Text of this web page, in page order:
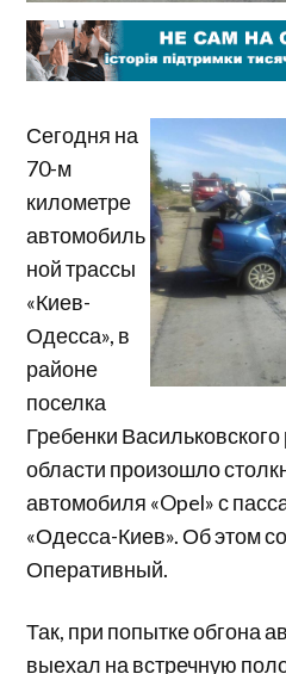
Сегодня на
70-м
километре
автомобиль
ной трассы
«Киев-
Одесса», в
районе
поселка
Гребенки
области произошло
автомобиля «Opel» с
«Одесса-Киев». Об этом
Оперативный.
Так, при попытке обгона
выехал на встречную